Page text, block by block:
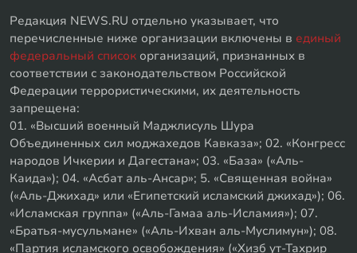
Редакция NEWS.RU отдельно указывает, что
перечисленные ниже организации включены в единый
федеральный список организаций, признанных в
соответствии с законодательством Российской
Федерации террористическими, их деятельность
запрещена:
01. «Высший военный Маджлисуль Шура
Объединенных сил моджахедов Кавказа»; 02. «Конгресс
народов Ичкерии и Дагестана»; 03. «База» («Аль-
Каида»); 04. «Асбат аль-Ансар»; 5. «Священная война»
(«Аль-Джихад» или «Египетский исламский джихад»); 06.
«Исламская группа» («Аль-Гамаа аль-Исламия»); 07.
«Братья-мусульмане» («Аль-Ихван аль-Муслимун»); 08.
«Партия исламского освобождения» («Хизб ут-Тахрир